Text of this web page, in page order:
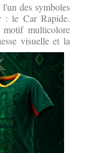
des symboles
: le Car Rapide.
multicolore
visuelle et la